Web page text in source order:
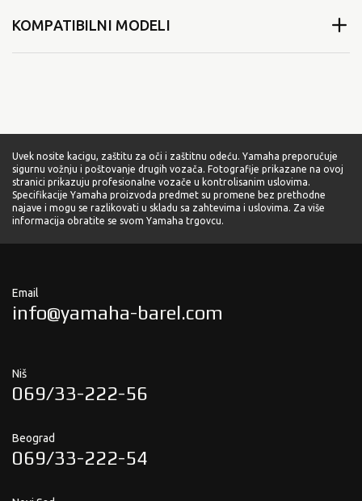
KOMPATIBILNI MODELI
Uvek nosite kacigu, zaštitu za oči i zaštitnu odeću. Yamaha preporučuje
sigurnu vožnju i poštovanje drugih vozača. Fotografije prikazane na ovoj
stranici prikazuju profesionalne vozače u kontrolisanim uslovima.
Specifikacije Yamaha proizvoda predmet su promene bez prethodne
najave i mogu se razlikovati u skladu sa zahtevima i uslovima. Za više
informacija obratite se svom Yamaha trgovcu.
Email
info@yamaha-barel.com
Niš
069/33-222-56
Beograd
069/33-222-54